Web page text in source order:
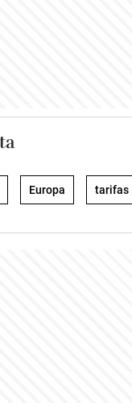
Europa tarifas